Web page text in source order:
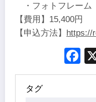
・フォトフレーム
【費用】15,400円
【申込方法】 https://
タグ